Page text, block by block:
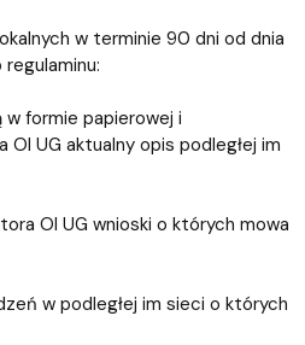
w terminie 90 dni od dnia
w formie papierowej i
UG aktualny opis podległej im
OI UG wnioski o których mowa
w podległej im sieci o których